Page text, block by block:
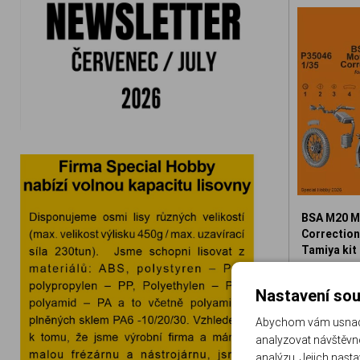
BSA M20
Tamiya kit
Nastavení
Abychom vám
analyzovat